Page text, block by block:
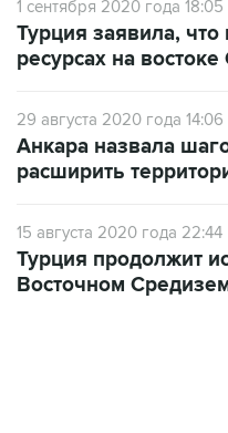
1 сентября 2020 года 18:05
Турция заявила, что
ресурсах на
29 августа 2020 года 14:06
Анкара назвала
расширить
15 августа 2020 года 22:44
Турция продолжит
Восточном